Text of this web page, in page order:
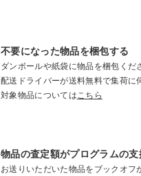
不要になった物品を梱包する
ダンボールや紙袋に物品を梱包くだ
配送ドライバーが送料無料で集荷に
対象物品については こちら
物品の査定額がプログラムの支
お送りいただいた物品をブックオフ